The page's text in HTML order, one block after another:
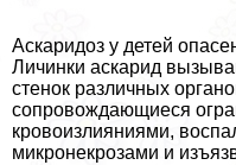
Аскаридоз у детей
Личинки аскарид
стенок различных
сопровождающиеся
кровоизлияниями,
микронекрозами и